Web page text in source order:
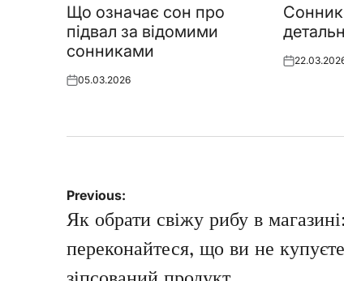
in
Що означає сон про
підвал за відомими
сонниками
Posted
05.03.2026
in
Сонник
Posted
Навігація
записів
Previous:
Як обрати свіжу рибу в магазині:
переконайтеся, що ви не купуєте